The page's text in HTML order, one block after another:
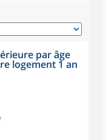
par âge
logement 1 an